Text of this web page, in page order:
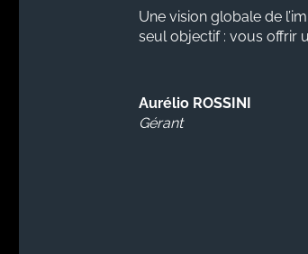
Une vision globale de
seul objectif : vous offrir
Aurélio ROSSINI
Gérant